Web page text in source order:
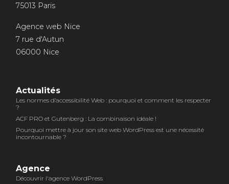
75013 Paris
Agence web Nice
7 rue d'Autun
06000 Nice
Actualités
Les normes d’accessibilité Web : pourquoi et comment les respecter
?
ACF PRO et Gutenberg : La combinaison idéale !
Pourquoi mettre à jour son site web WordPress est une nécessité
incontournable ?
Agence
Découvrir l'agence WordPress